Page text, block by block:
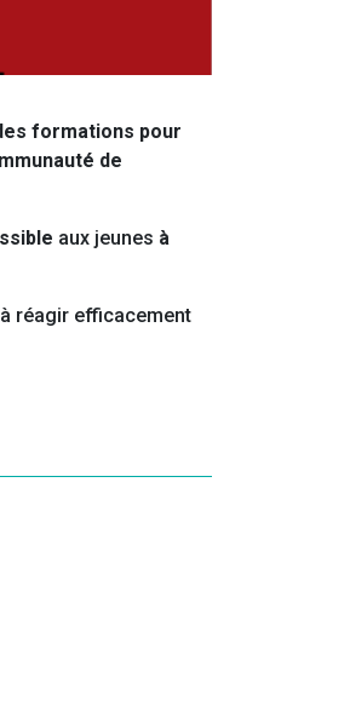
formations pour
de
aux jeunes à
réagir efficacement